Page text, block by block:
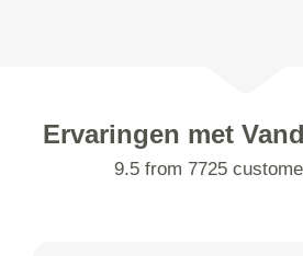
Ervaringen met
9.5 from 7725